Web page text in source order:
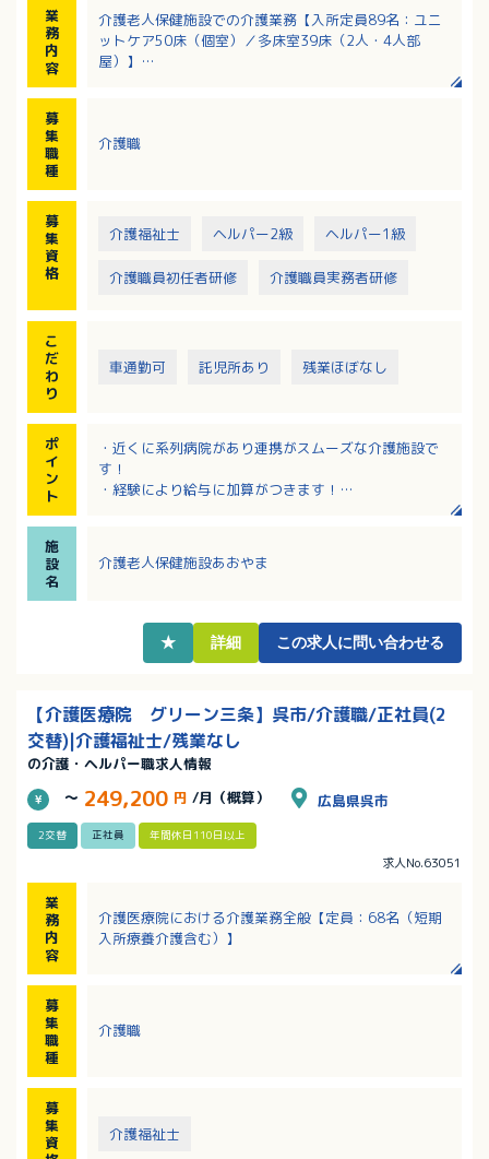
業
務
内
容
介護老人保健施設での介護業務【入所定員89名：ユニ
ットケア50床（個室）／多床室39床（2人・4人部
屋）】
・リハビリの提供
募
集
職
種
介護職
募
集
資
格
介護福祉士 ヘルパー2級 ヘルパー1級
介護職員初任者研修 介護職員実務者研修
こ
だ
わ
り
車通勤可 託児所あり 残業ほぼなし
ポ
イ
ン
ト
・近くに系列病院があり連携がスムーズな介護施設で
す！
・経験により給与に加算がつきます！
施
設
名
介護老人保健施設あおやま
★ 詳細 この求人に問い合わせる
【介護医療院 グリーン三条】呉市/介護職/正社員(2
交替)|介護福祉士/残業なし
の介護・ヘルパー職求人情報
～ 249,200 円 /月（概算） 広島県呉市
2交替 正社員 年間休日110日以上
求人No.63051
業
務
内
容
介護医療院における介護業務全般【定員：68名（短期
入所療養介護含む）】
募
集
職
種
介護職
募
集
資
介護福祉士